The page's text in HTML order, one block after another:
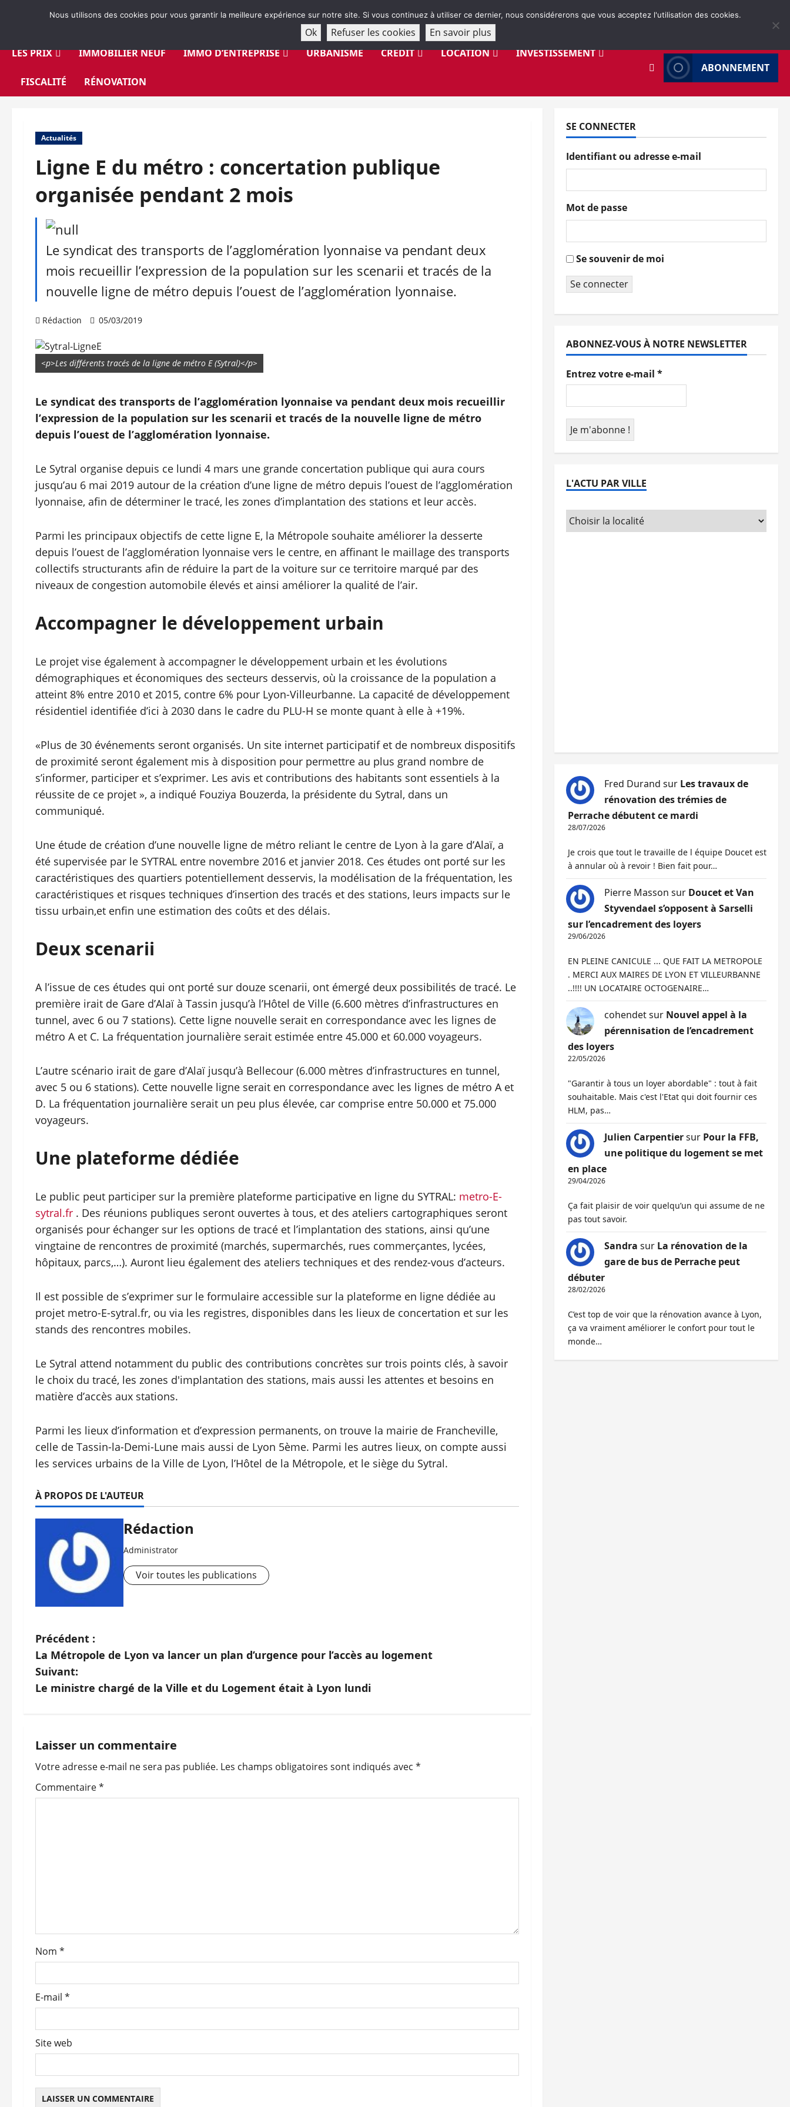
LES PRIX
IMMOBILIER NEUF IMMO D’ENTREPRISE URBANISME CRÉDIT LOCATION INVESTISSEMENT
FISCALITÉ RÉNOVATION
ABONNEMENT
Actualités
Ligne E du métro : concertation publique
organisée pendant 2 mois
Le syndicat des transports de l’agglomération lyonnaise va pendant deux
mois recueillir l’expression de la population sur les scenarii et tracés de la
nouvelle ligne de métro depuis l’ouest de l’agglomération lyonnaise.
Rédaction 05/03/2019
<p>Les différents tracés de la ligne de métro E (Sytral)</p>
Le syndicat des transports de l’agglomération lyonnaise va pendant deux mois recueillir
l’expression de la population sur les scenarii et tracés de la nouvelle ligne de métro
depuis l’ouest de l’agglomération lyonnaise.
Le Sytral organise depuis ce lundi 4 mars une grande concertation publique qui aura cours
jusqu’au 6 mai 2019 autour de la création d’une ligne de métro depuis l’ouest de l’agglomération
lyonnaise, afin de déterminer le tracé, les zones d’implantation des stations et leur accès.
Parmi les principaux objectifs de cette ligne E, la Métropole souhaite améliorer la desserte
depuis l’ouest de l’agglomération lyonnaise vers le centre, en affinant le maillage des transports
collectifs structurants afin de réduire la part de la voiture sur ce territoire marqué par des
niveaux de congestion automobile élevés et ainsi améliorer la qualité de l’air.
Accompagner le développement urbain
Le projet vise également à accompagner le développement urbain et les évolutions
démographiques et économiques des secteurs desservis, où la croissance de la population a
atteint 8% entre 2010 et 2015, contre 6% pour Lyon-Villeurbanne. La capacité de développement
résidentiel identifiée d’ici à 2030 dans le cadre du PLU-H se monte quant à elle à +19%.
«Plus de 30 événements seront organisés. Un site internet participatif et de nombreux dispositifs
de proximité seront également mis à disposition pour permettre au plus grand nombre de
s’informer, participer et s’exprimer. Les avis et contributions des habitants sont essentiels à la
réussite de ce projet », a indiqué Fouziya Bouzerda, la présidente du Sytral, dans un
communiqué.
Une étude de création d’une nouvelle ligne de métro reliant le centre de Lyon à la gare d’Alaï, a
été supervisée par le SYTRAL entre novembre 2016 et janvier 2018. Ces études ont porté sur les
caractéristiques des quartiers potentiellement desservis, la modélisation de la fréquentation, les
caractéristiques et risques techniques d’insertion des tracés et des stations, leurs impacts sur le
tissu urbain,et enfin une estimation des coûts et des délais.
Deux scenarii
A l’issue de ces études qui ont porté sur douze scenarii, ont émergé deux possibilités de tracé. Le
première irait de Gare d’Alaï à Tassin jusqu’à l’Hôtel de Ville (6.600 mètres d’infrastructures en
tunnel, avec 6 ou 7 stations). Cette ligne nouvelle serait en correspondance avec les lignes de
métro A et C. La fréquentation journalière serait estimée entre 45.000 et 60.000 voyageurs.
L’autre scénario irait de gare d’Alaï jusqu’à Bellecour (6.000 mètres d’infrastructures en tunnel,
avec 5 ou 6 stations). Cette nouvelle ligne serait en correspondance avec les lignes de métro A et
D. La fréquentation journalière serait un peu plus élevée, car comprise entre 50.000 et 75.000
voyageurs.
Une plateforme dédiée
Le public peut participer sur la première plateforme participative en ligne du SYTRAL: metro-E-
sytral.fr . Des réunions publiques seront ouvertes à tous, et des ateliers cartographiques seront
organisés pour échanger sur les options de tracé et l’implantation des stations, ainsi qu’une
vingtaine de rencontres de proximité (marchés, supermarchés, rues commerçantes, lycées,
hôpitaux, parcs,…). Auront lieu également des ateliers techniques et des rendez-vous d’acteurs.
Il est possible de s’exprimer sur le formulaire accessible sur la plateforme en ligne dédiée au
projet metro-E-sytral.fr, ou via les registres, disponibles dans les lieux de concertation et sur les
stands des rencontres mobiles.
Le Sytral attend notamment du public des contributions concrètes sur trois points clés, à savoir
le choix du tracé, les zones d'implantation des stations, mais aussi les attentes et besoins en
matière d’accès aux stations.
Parmi les lieux d’information et d’expression permanents, on trouve la mairie de Francheville,
celle de Tassin-la-Demi-Lune mais aussi de Lyon 5ème. Parmi les autres lieux, on compte aussi
les services urbains de la Ville de Lyon, l’Hôtel de la Métropole, et le siège du Sytral.
À PROPOS DE L'AUTEUR
Rédaction
Administrator
Voir toutes les publications
N
a
v
g
a
t
a
r
t
i
c
l
e
Précédent :
La Métropole de Lyon va lancer un plan d’urgence pour l’accès au logement
Suivant:
Le ministre chargé de la Ville et du Logement était à Lyon lundi
Laisser un commentaire
Votre adresse e-mail ne sera pas publiée. Les champs obligatoires sont indiqués avec *
Commentaire*
Nom *
E-mail *
Site web
SE CONNECTER
Identifiant ou adresse e-mail
Mot de passe
Se souvenir de moi
Se connecter
ABONNEZ-VOUS À NOTRE NEWSLETTER
Entrez votre e-mail *
L'ACTU PAR VILLE
Fred Durand sur Les travaux de
rénovation des trémies de
Perrache débutent ce mardi
28/07/2026
Je crois que tout le travaille de l équipe Doucet est
à annular où à revoir ! Bien fait pour…
Pierre Masson sur Doucet et Van
Styvendael s’opposent à Sarselli
sur l’encadrement des loyers
29/06/2026
EN PLEINE CANICULE ... QUE FAIT LA METROPOLE
. MERCI AUX MAIRES DE LYON ET VILLEURBANNE
..!!!! UN LOCATAIRE OCTOGENAIRE…
cohendetsur Nouvel appel à la
pérennisation de l’encadrement
des loyers
22/05/2026
"Garantir à tous un loyer abordable" : tout à fait
souhaitable. Mais c'est l'Etat qui doit fournir ces
HLM, pas…
Julien Carpentiersur Pour la FFB,
une politique du logement se met
en place
29/04/2026
Ça fait plaisir de voir quelqu’un qui assume de ne
pas tout savoir.
Sandra sur La rénovation de la
gare de bus de Perrache peut
débuter
28/02/2026
C’est top de voir que la rénovation avance à Lyon,
ça va vraiment améliorer le confort pour tout le
monde…
Nous utilisons des cookies pour vous garantir la meilleure expérience sur notre site. Si vous continuez à utiliser ce dernier, nous considérerons que vous acceptez l'utilisation des cookies.
Ok Refuser les cookies En savoir plus